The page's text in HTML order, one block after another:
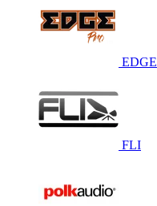
EDGE
FLI